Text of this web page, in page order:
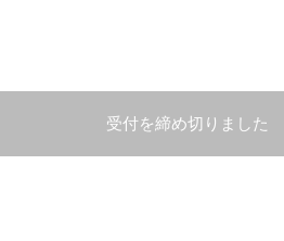
受付を締め切りました